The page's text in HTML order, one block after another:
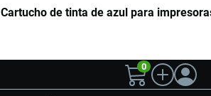
Cartucho de tinta de azul para
0